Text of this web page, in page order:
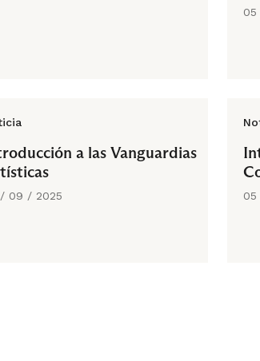
a las Vanguardias
09 / 2025